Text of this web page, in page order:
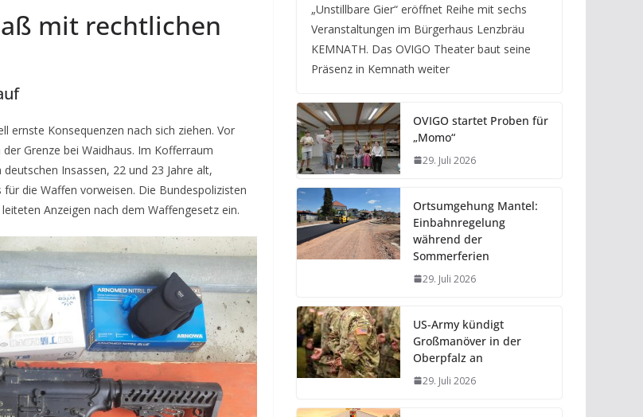
mit rechtlichen
ernste Konsequenzen nach sich ziehen. Vor
Grenze bei Waidhaus. Im Kofferraum
Insassen, 22 und 23 Jahre alt,
die Waffen vorweisen. Die Bundespolizisten
Anzeigen nach dem Waffengesetz ein.
„Unstillbare Gier“ eröffnet Reihe mit sechs
Veranstaltungen im Bürgerhaus Lenzbräu
KEMNATH. Das OVIGO Theater baut seine
Präsenz in Kemnath weiter
OVIGO startet Proben für
„Momo“
29. Juli 2026
Ortsumgehung Mantel:
Einbahnregelung
während der
Sommerferien
29. Juli 2026
US-Army kündigt
Großmanöver in der
Oberpfalz an
29. Juli 2026